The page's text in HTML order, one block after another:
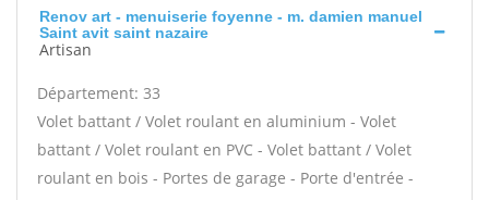
Renov art - menuiserie foyenne - m. damien manuel
Saint avit saint nazaire
Artisan
Département: 33
Volet battant / Volet roulant en aluminium - Volet
battant / Volet roulant en PVC - Volet battant / Volet
roulant en bois - Portes de garage - Porte d'entrée -